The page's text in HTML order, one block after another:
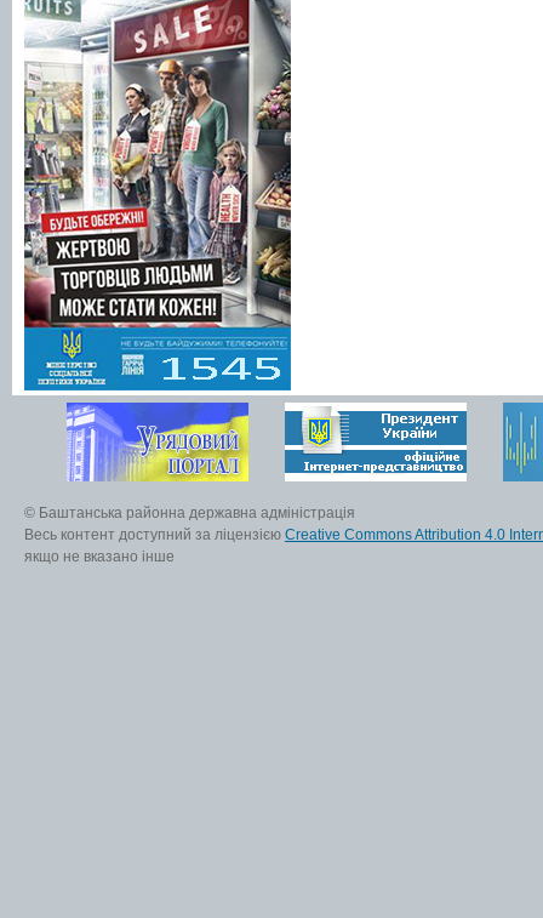
© Баштанська районна державна адміністрація
Весь контент доступний за ліцензією Creative Commons Attribution 4.0
якщо не вказано інше